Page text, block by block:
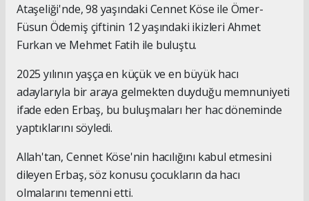
Ataşeliği'nde, 98 yaşındaki Cennet Köse ile Ömer-
Füsun Ödemiş çiftinin 12 yaşındaki ikizleri Ahmet
Furkan ve Mehmet Fatih ile buluştu.
2025 yılının yaşça en küçük ve en büyük hacı
adaylarıyla bir araya gelmekten duyduğu memnuniyeti
ifade eden Erbaş, bu buluşmaları her hac döneminde
yaptıklarını söyledi.
Allah'tan, Cennet Köse'nin hacılığını kabul etmesini
dileyen Erbaş, söz konusu çocukların da hacı
olmalarını temenni etti.